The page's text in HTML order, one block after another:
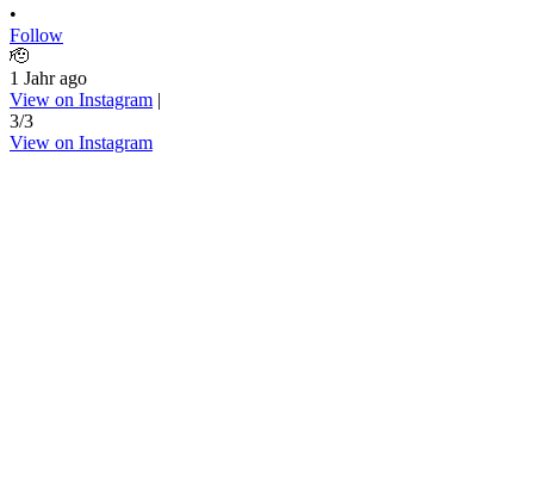
•
Follow
🫡
1 Jahr ago
View on Instagram |
3/3
View on Instagram